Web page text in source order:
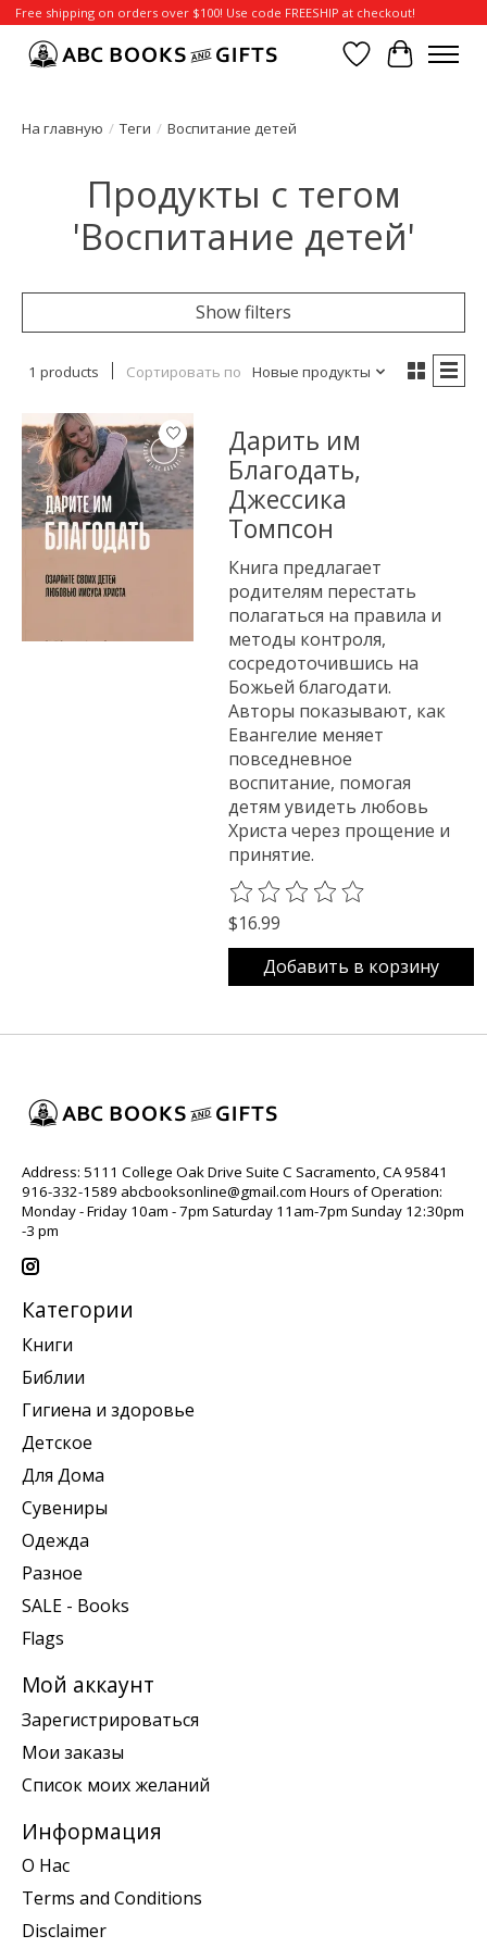
Free shipping on orders over $100! Use code FREESHIP at checkout!
Отложенные
Корзина
На главную / Теги / Воспитание детей
Продукты с тегом
'Воспитание детей'
Show filters
1 products Сортировать по Новые продукты
Дарить им
Благодать,
Джессика
Томпсон
Книга предлагает
родителям перестать
полагаться на правила и
методы контроля,
сосредоточившись на
Божьей благодати.
Авторы показывают, как
Евангелие меняет
повседневное
воспитание, помогая
детям увидеть любовь
Христа через прощение и
принятие.
The rating of this product is
$16.99
Добавить в корзину
Address: 5111 College Oak Drive Suite C Sacramento, CA 95841
916-332-1589 abcbooksonline@gmail.com Hours of Operation:
Monday - Friday 10am - 7pm Saturday 11am-7pm Sunday 12:30pm
-3 pm
Категории
Книги
Библии
Гигиена и здоровье
Детское
Для Дома
Сувениры
Одежда
Разное
SALE - Books
Flags
Мой аккаунт
Зарегистрироваться
Мои заказы
Список моих желаний
Информация
О Нас
Terms and Conditions
Disclaimer